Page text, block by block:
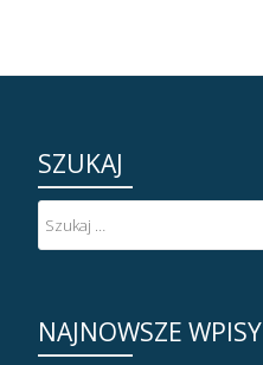
SZUKAJ
NAJNOWSZE WPISY